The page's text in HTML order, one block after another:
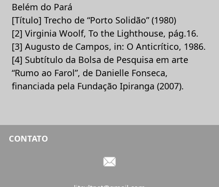
Belém do Pará
[Título] Trecho de “Porto Solidão” (1980)
[2] Virginia Woolf, To the Lighthouse, pág.16.
[3] Augusto de Campos, in: O Anticrítico, 1986.
[4] Subtítulo da Bolsa de Pesquisa em arte
“Rumo ao Farol”, de Danielle Fonseca,
financiada pela Fundação Ipiranga (2007).
CONTATO